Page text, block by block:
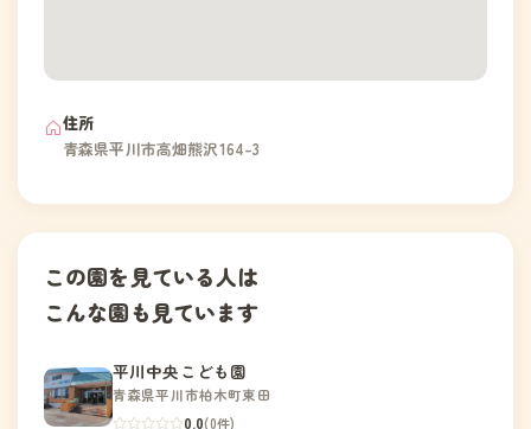
住所
青森県平川市高畑熊沢164-3
この園を見ている人は
こんな園も見ています
平川中央こども園
青森県平川市柏木町東田
0.0(0件)